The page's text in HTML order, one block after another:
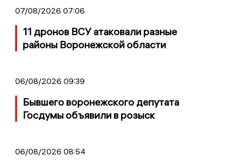
07/08/2026 07:06
11 дронов ВСУ атаковали разные
районы Воронежской области
06/08/2026 09:39
Бывшего воронежского депутата
Госдумы объявили в розыск
06/08/2026 08:54